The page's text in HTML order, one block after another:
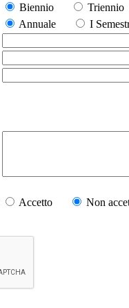
Biennio
Annuale
I
Accetto Non